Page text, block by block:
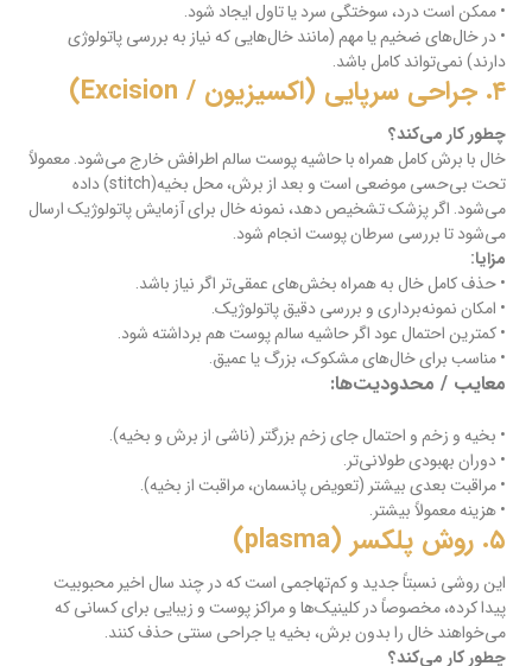
• ممکن است درد، سوختگی سرد یا تاول ایجاد شود.
• در خال‌های ضخیم یا مهم (مانند خال‌هایی که نیاز به بررسی پاتولوژی
دارند) نمی‌تواند کامل باشد.
۴. جراحی سرپایی (اکسیزیون / Excision)
چطور کار می‌کند؟
خال با برش کامل همراه با حاشیه پوست سالم اطرافش خارج می‌شود. معمولاً
تحت بی‌حسی موضعی است و بعد از برش، محل بخیه(stitch) داده
می‌شود. اگر پزشک تشخیص دهد، نمونه خال برای آزمایش پاتولوژیک ارسال
می‌شود تا بررسی سرطان پوست انجام شود.
مزایا:
• حذف کامل خال به همراه بخش‌های عمقی‌تر اگر نیاز باشد.
• امکان نمونه‌برداری و بررسی دقیق پاتولوژیک.
• کمترین احتمال عود اگر حاشیه سالم پوست هم برداشته شود.
• مناسب برای خال‌های مشکوک، بزرگ یا عمیق.
معایب / محدودیت‌ها:
• بخیه و زخم و احتمال جای زخم بزرگتر (ناشی از برش و بخیه).
• دوران بهبودی طولانی‌تر.
• مراقبت بعدی بیشتر (تعویض پانسمان، مراقبت از بخیه).
• هزینه معمولاً بیشتر.
۵. روش پلکسر (plasma)
این روشی نسبتاً جدید و کم‌تهاجمی است که در چند سال اخیر محبوبیت
پیدا کرده، مخصوصاً در کلینیک‌ها و مراکز پوست و زیبایی برای کسانی که
می‌خواهند خال را بدون برش، بخیه یا جراحی سنتی حذف کنند.
چطور کار می‌کند؟